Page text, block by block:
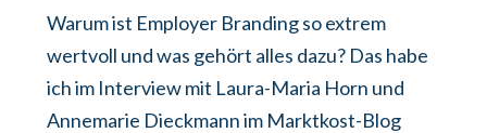
Warum ist Employer Branding so extrem
wertvoll und was gehört alles dazu? Das habe
ich im Interview mit Laura-Maria Horn und
Annemarie Dieckmann im Marktkost-Blog